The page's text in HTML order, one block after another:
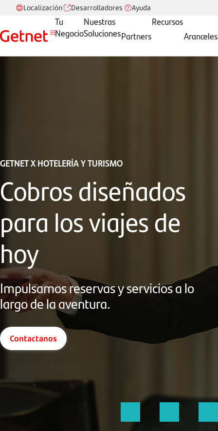
Tu
Negocio
Nuestras
SolucionesPartners
Recursos
Aranceles
Localización Desarrolladores Ayuda
GETNET X HOTELERÍA Y TURISMO
Cobros diseñados
para los viajes de
hoy
Impulsamos reservas y servicios a lo
largo de la aventura.
Contactanos